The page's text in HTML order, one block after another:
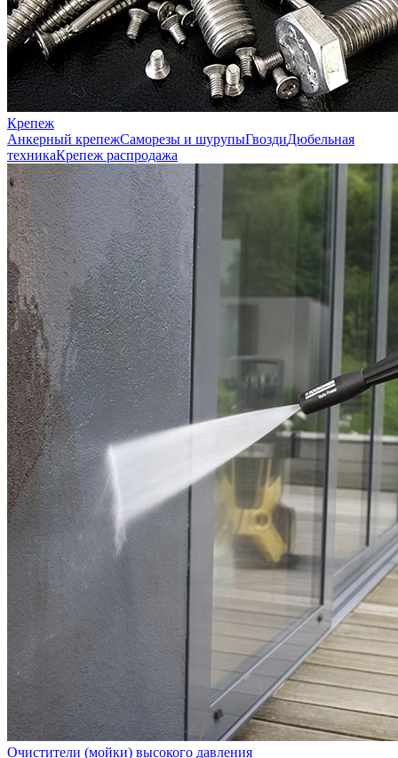
Крепеж
Анкерный крепежСаморезы и шурупыГвоздиДюбельная
техникаКрепеж распродажа
Очистители (мойки) высокого давления